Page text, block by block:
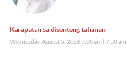
Karapatan sa disenteng tahanan
Wednesday, August 5, 2026 7:00 am 7:00 am